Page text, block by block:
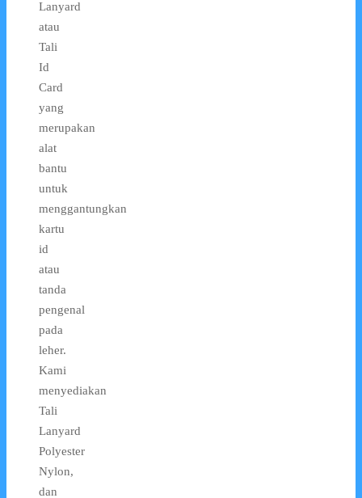
Lanyard
atau
Tali
Id
Card
yang
merupakan
alat
bantu
untuk
menggantungkan
kartu
id
atau
tanda
pengenal
pada
leher.
Kami
menyediakan
Tali
Lanyard
Polyester
Nylon,
dan